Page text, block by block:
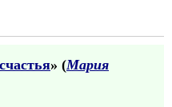
» (Мария